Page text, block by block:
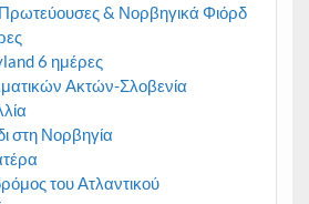
Πρωτεύουσες & Νορβηγικά Φιόρδ
6 ημέρες
Ακτών-Σλοβενία
στη Νορβηγία
του Ατλαντικού